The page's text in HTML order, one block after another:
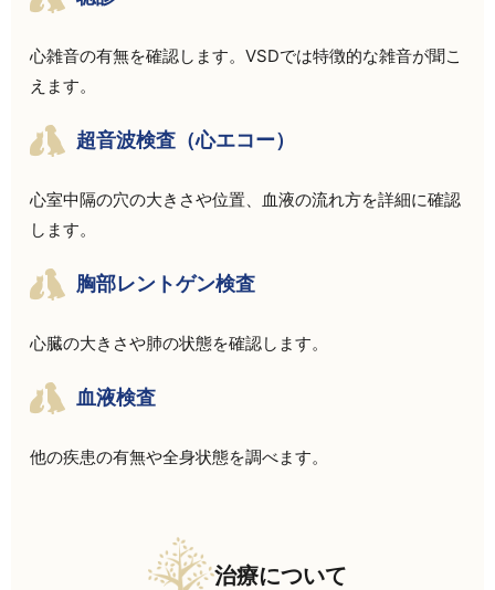
心雑音の有無を確認します。VSDでは特徴的な雑音が聞こ
えます。
超音波検査（心エコー）
心室中隔の穴の大きさや位置、血液の流れ方を詳細に確認
します。
胸部レントゲン検査
心臓の大きさや肺の状態を確認します。
血液検査
他の疾患の有無や全身状態を調べます。
治療について